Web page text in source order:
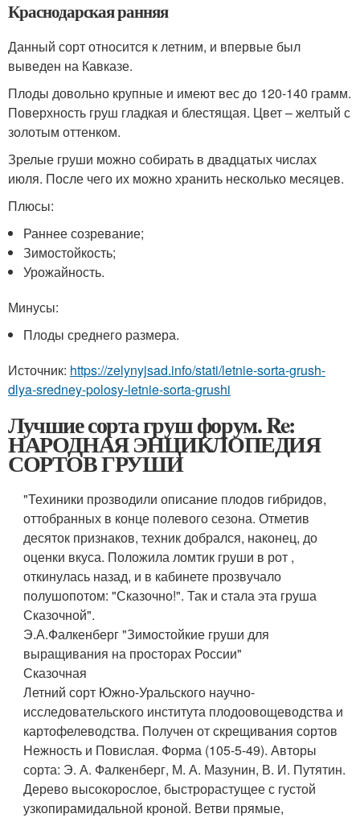
Краснодарская ранняя
Данный сорт относится к летним, и впервые был
выведен на Кавказе.
Плоды довольно крупные и имеют вес до 120-140 грамм.
Поверхность груш гладкая и блестящая. Цвет – желтый с
золотым оттенком.
Зрелые груши можно собирать в двадцатых числах
июля. После чего их можно хранить несколько месяцев.
Плюсы:
Раннее созревание;
Зимостойкость;
Урожайность.
Минусы:
Плоды среднего размера.
Источник: https://zelynyjsad.info/stati/letnie-sorta-grush-
dlya-sredney-polosy-letnie-sorta-grushi
Лучшие сорта груш форум. Re:
НАРОДНАЯ ЭНЦИКЛОПЕДИЯ
СОРТОВ ГРУШИ
"Техиники прозводили описание плодов гибридов,
оттобранных в конце полевого сезона. Отметив
десяток признаков, техник добрался, наконец, до
оценки вкуса. Положила ломтик груши в рот ,
откинулась назад, и в кабинете прозвучало
полушопотом: "Сказочно!". Так и стала эта груша
Сказочной".
Э.А.Фалкенберг "Зимостойкие груши для
выращивания на просторах России"
Сказочная
Летний сорт Южно-Уральского научно-
исследовательского института плодоовощеводства и
картофелеводства. Получен от скрещивания сортов
Нежность и Повислая. Форма (105-5-49). Авторы
сорта: Э. А. Фалкенберг, М. А. Мазунин, В. И. Путятин.
Дерево высокорослое, быстрорастущее с густой
узкопирамидальной кроной. Ветви прямые,